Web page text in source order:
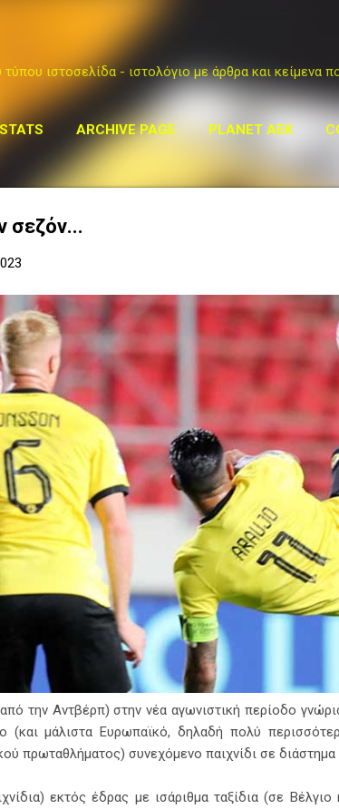
Μετάβαση στο κύριο περιεχόμενο
τύπου ιστοσελίδα - ιστολόγιο με άρθρα και κείμενα
STATS ARCHIVE PAGE PLANET AEK
σεζόν...
την Αντβέρπ) στην νέα αγωνιστική περίοδο
(και μάλιστα Ευρωπαϊκό, δηλαδή πολύ
πρωταθλήματος) συνεχόμενο παιχνίδι σε
εκτός έδρας με ισάριθμα ταξίδια (σε